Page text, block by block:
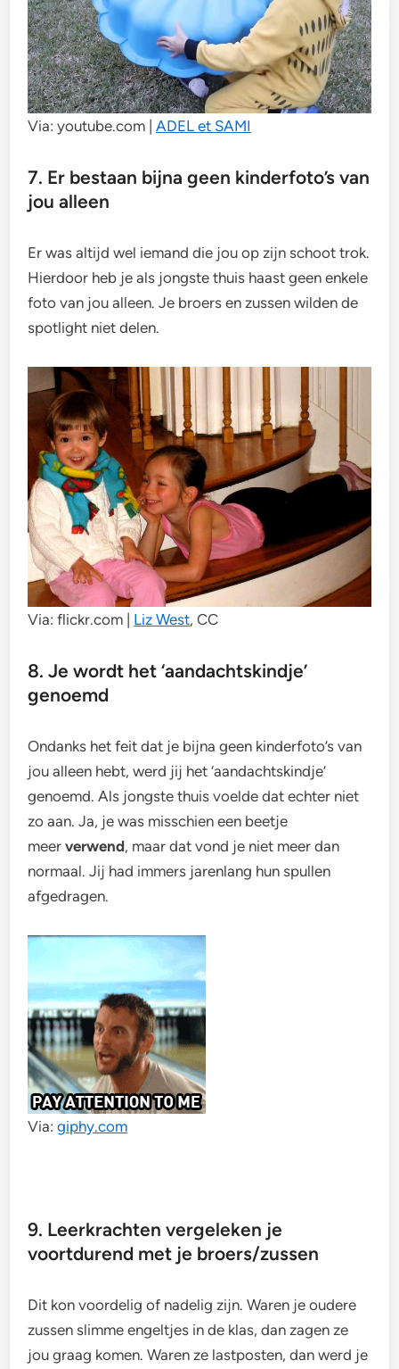
Via: youtube.com |ADEL et SAMI
7. Er bestaan bijna geen kinderfoto’s van
jou alleen
Er was altijd wel iemand die jou op zijn schoot trok.
Hierdoor heb je als jongste thuis haast geen enkele
foto van jou alleen. Je broers en zussen wilden de
spotlight niet delen.
Via: flickr.com | Liz West, CC
8. Je wordt het ‘aandachtskindje’
genoemd
Ondanks het feit dat je bijna geen kinderfoto’s van
jou alleen hebt, werd jij het ‘aandachtskindje’
genoemd. Als jongste thuis voelde dat echter niet
zo aan. Ja, je was misschien een beetje
meerverwend, maar dat vond je niet meer dan
normaal. Jij had immers jarenlang hun spullen
afgedragen.
Via:giphy.com
9. Leerkrachten vergeleken je
voortdurend met je broers/zussen
Dit kon voordelig of nadelig zijn. Waren je oudere
zussen slimme engeltjes in de klas, dan zagen ze
jou graag komen. Waren ze lastposten, dan werd je